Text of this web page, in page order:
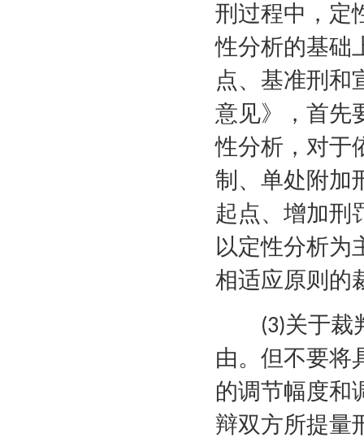
刑过程中，定
性分析的基础
点、基准刑和
意见》，首先
性分析，对于
制、单处附加
起点、增加刑
以定性分析为
相适应原则的
(3)关于裁
由。但不要将
的调节幅度和
辩双方所提量